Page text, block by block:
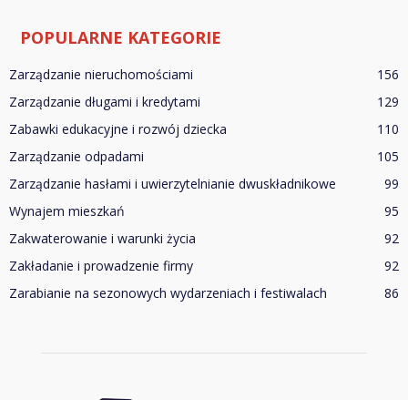
POPULARNE KATEGORIE
Zarządzanie nieruchomościami
156
Zarządzanie długami i kredytami
129
Zabawki edukacyjne i rozwój dziecka
110
Zarządzanie odpadami
105
Zarządzanie hasłami i uwierzytelnianie dwuskładnikowe
99
Wynajem mieszkań
95
Zakwaterowanie i warunki życia
92
Zakładanie i prowadzenie firmy
92
Zarabianie na sezonowych wydarzeniach i festiwalach
86